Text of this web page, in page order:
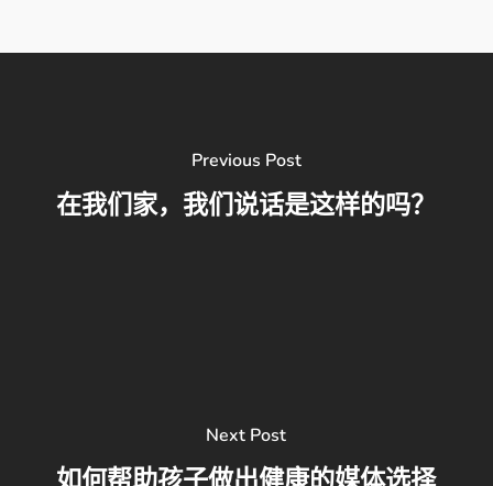
Previous Post
在我们家，我们说话是这样的吗？
Next Post